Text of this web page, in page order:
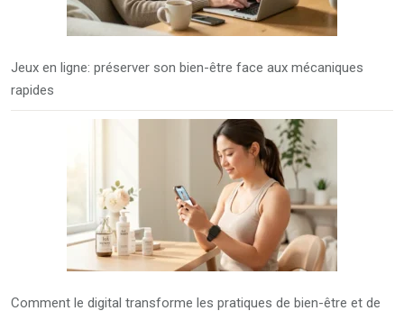
Jeux en ligne: préserver son bien-être face aux mécaniques
rapides
Comment le digital transforme les pratiques de bien-être et de